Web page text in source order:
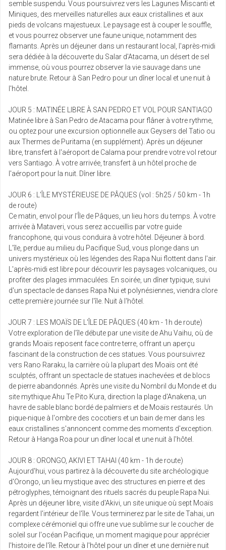
jeu.
25
févr.
9494 € /pers.
Retour le
06/03/2027
mars 2027
lun.
01 9672 € /pers.
10/03/2027
mar.
02 9283 € /pers.
11/03/2027
jeu.
04
mars
9434 €/pers.
13/03/2027
ven.
05
mars
Retour le
mar.
09 9253 €/pers.
18/03/2027
jeu.
11
mars
9283 € /pers.
Retour le
20/03/2027
ven.
12
mars
9638 €/pers.
21/03/2027
sam.
13
mars
9283 €/pers.
22/03/2027
mar.
16
mars
9283 € /pers.
25/03/2027
19
mars
9681 €/pers.
28/03/2027
mer.
24
mars
9681 €/pers.
Retour le
02/04/2027
avr. 2027
jeu.
semble suspendu. Vous poursuivrez vers les Lagunes Miscanti et
Miniques, des merveilles naturelles aux eaux cristallines et aux
pieds de volcans majestueux. Le paysage est à couper le souffle,
et vous pourrez observer une faune unique, notamment des
flamants. Après un déjeuner dans un restaurant local, l'après-midi
sera dédiée à la découverte du Salar d'Atacama, un désert de sel
immense, où vous pourrez observer la vie sauvage dans une
nature brute. Retour à San Pedro pour un dîner local et une nuit à
l'hôtel.
JOUR 5 : MATINÉE LIBRE À SAN PEDRO ET VOL POUR SANTIAGO
Matinée libre à San Pedro de Atacama pour flâner à votre rythme,
ou optez pour une excursion optionnelle aux Geysers del Tatio ou
aux Thermes de Puritama (en supplément). Après un déjeuner
libre, transfert à l'aéroport de Calama pour prendre votre vol retour
vers Santiago. À votre arrivée, transfert à un hôtel proche de
l'aéroport pour la nuit. Dîner libre.
JOUR 6 : L'ÎLE MYSTÉRIEUSE DE PÂQUES (vol : 5h25 / 50 km - 1h
de route)
Ce matin, envol pour l'Île de Pâques, un lieu hors du temps. À votre
arrivée à Mataveri, vous serez accueillis par votre guide
francophone, qui vous conduira à votre hôtel. Déjeuner à bord.
L'île, perdue au milieu du Pacifique Sud, vous plonge dans un
univers mystérieux où les légendes des Rapa Nui flottent dans l'air.
L'après-midi est libre pour découvrir les paysages volcaniques, ou
profiter des plages immaculées. En soirée, un dîner typique, suivi
d'un spectacle de danses Rapa Nui et polynésiennes, viendra clore
cette première journée sur l'île. Nuit à l'hôtel.
JOUR 7 : LES MOAÏS DE L'ÎLE DE PÂQUES (40 km - 1h de route)
Votre exploration de l'île débute par une visite de Ahu Vaihu, où de
grands Moaïs reposent face contre terre, offrant un aperçu
fascinant de la construction de ces statues. Vous poursuivrez
vers Rano Raraku, la carrière où la plupart des Moaïs ont été
sculptés, offrant un spectacle de statues inachevées et de blocs
de pierre abandonnés. Après une visite du Nombril du Monde et du
site mythique Ahu Te Pito Kura, direction la plage d'Anakena, un
havre de sable blanc bordé de palmiers et de Moaïs restaurés. Un
pique-nique à l'ombre des cocotiers et un bain de mer dans les
eaux cristallines s'annoncent comme des moments d'exception.
Retour à Hanga Roa pour un dîner local et une nuit à l'hôtel.
JOUR 8 : ORONGO, AKIVI ET TAHAI (40 km - 1h de route)
Aujourd'hui, vous partirez à la découverte du site archéologique
d'Orongo, un lieu mystique avec des structures en pierre et des
pétroglyphes, témoignant des rituels sacrés du peuple Rapa Nui.
Après un déjeuner libre, visite d'Akivi, un site unique où sept Moaïs
regardent l'intérieur de l'île. Vous terminerez par le site de Tahai, un
complexe cérémoniel qui offre une vue sublime sur le coucher de
soleil sur l'océan Pacifique, un moment magique pour apprécier
l'histoire de l'île. Retour à l'hôtel pour un dîner et une dernière nuit